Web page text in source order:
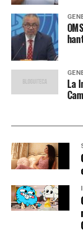
personal
En México, el
con la
Ley
práctica, esto
claro: qué datos
ejemplo,
Además del
controles de
detección de
para que la
La